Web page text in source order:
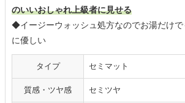
のいいおしゃれ上級者に見せる
◆イージーウォッシュ処方なのでお湯だけ
に優しい
タイプ セミマット
質感・ツヤ感 セミツヤ